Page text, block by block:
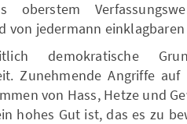
oberstem
von jedermann
demokratische
Zunehmende Angriffe
von Hass, Hetze und
hohes Gut ist, das es zu